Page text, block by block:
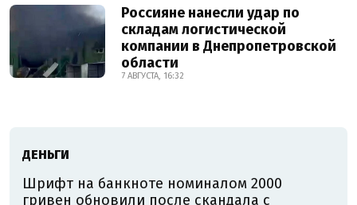
Россияне нанесли удар по
складам логистической
компании в Днепропетровской
области
7 АВГУСТА, 16:32
ДЕНЬГИ
Шрифт на банкноте номиналом 2000
гривен обновили после скандала с